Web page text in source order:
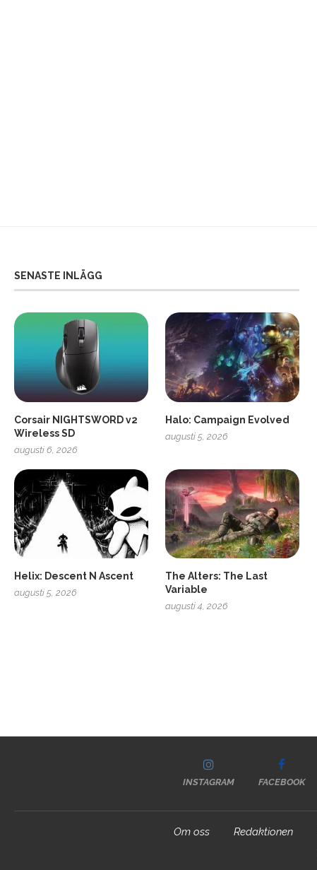
SENASTE INLÄGG
Corsair NIGHTSWORD v2
Wireless SD
augusti 6, 2026
Halo: Campaign Evolved
augusti 5, 2026
Helix: Descent N Ascent
augusti 5, 2026
The Alters: The Last
Variable
augusti 4, 2026
INSTAGRAM FACEBOOK
Om oss Redaktionen